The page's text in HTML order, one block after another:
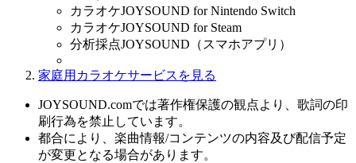
カラオケJOYSOUND for Nintendo Switch
カラオケJOYSOUND for Steam
分析採点JOYSOUND（スマホアプリ）
家庭用カラオケサービスを見る
JOYSOUND.comでは著作権保護の観点より、歌詞の印
刷行為を禁止しています。
都合により、楽曲情報/コンテンツの内容及び配信予定
が変更となる場合があります。